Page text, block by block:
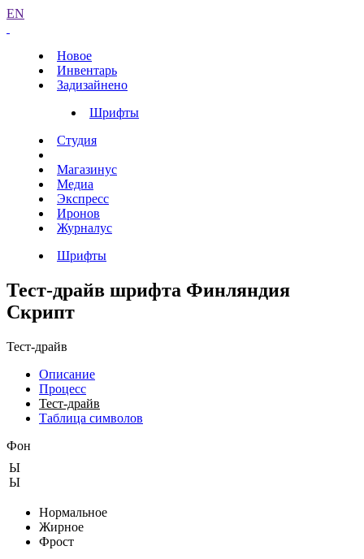
EN
Новое
Инвентарь
Задизайнено
Шрифты
Студия
Магазинус
Медиа
Экспресс
Иронов
Журналус
Шрифты
Тест-драйв шрифта Финляндия
Скрипт
Тест-драйв
Описание
Процесс
Тест-драйв
Таблица символов
Фон
Ы
Ы
Нормальное
Жирное
Фрост